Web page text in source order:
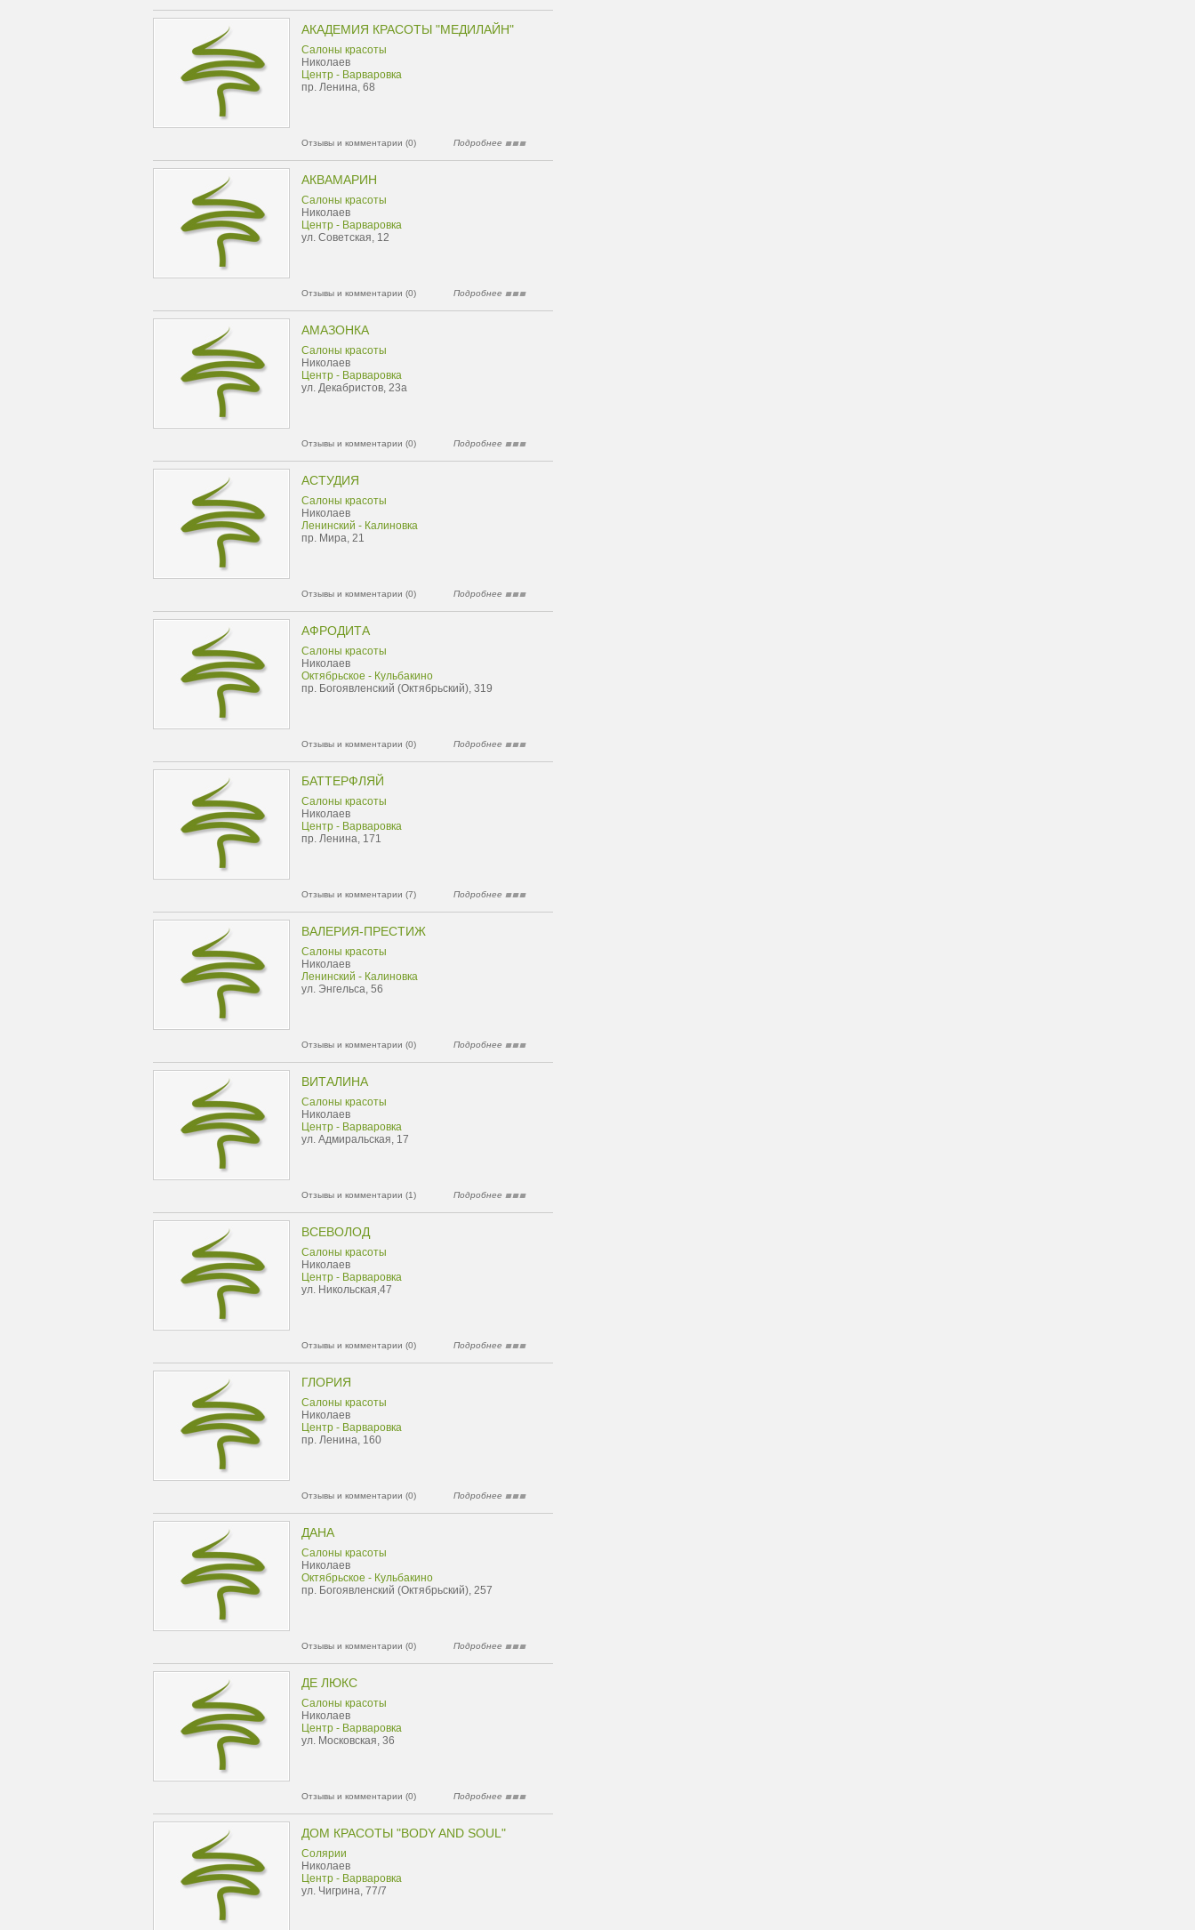
АКАДЕМИЯ КРАСОТЫ "МЕДИЛАЙН"
Салоны красоты
Николаев
Центр - Варваровка
пр. Ленина, 68
Отзывы и комментарии (0) Подробнее
АКВАМАРИН
Салоны красоты
Николаев
Центр - Варваровка
ул. Советская, 12
Отзывы и комментарии (0) Подробнее
АМАЗОНКА
Салоны красоты
Николаев
Центр - Варваровка
ул. Декабристов, 23а
Отзывы и комментарии (0) Подробнее
АСТУДИЯ
Салоны красоты
Николаев
Ленинский - Калиновка
пр. Мира, 21
Отзывы и комментарии (0) Подробнее
АФРОДИТА
Салоны красоты
Николаев
Октябрьское - Кульбакино
пр. Богоявленский (Октябрьский), 319
Отзывы и комментарии (0) Подробнее
БАТТЕРФЛЯЙ
Салоны красоты
Николаев
Центр - Варваровка
пр. Ленина, 171
Отзывы и комментарии (7) Подробнее
ВАЛЕРИЯ-ПРЕСТИЖ
Салоны красоты
Николаев
Ленинский - Калиновка
ул. Энгельса, 56
Отзывы и комментарии (0) Подробнее
ВИТАЛИНА
Салоны красоты
Николаев
Центр - Варваровка
ул. Адмиральская, 17
Отзывы и комментарии (1) Подробнее
ВСЕВОЛОД
Салоны красоты
Николаев
Центр - Варваровка
ул. Никольская,47
Отзывы и комментарии (0) Подробнее
ГЛОРИЯ
Салоны красоты
Николаев
Центр - Варваровка
пр. Ленина, 160
Отзывы и комментарии (0) Подробнее
ДАНА
Салоны красоты
Николаев
Октябрьское - Кульбакино
пр. Богоявленский (Октябрьский), 257
Отзывы и комментарии (0) Подробнее
ДЕ ЛЮКС
Салоны красоты
Николаев
Центр - Варваровка
ул. Московская, 36
Отзывы и комментарии (0) Подробнее
ДОМ КРАСОТЫ "BODY AND SOUL"
Солярии
Николаев
Центр - Варваровка
ул. Чигрина, 77/7